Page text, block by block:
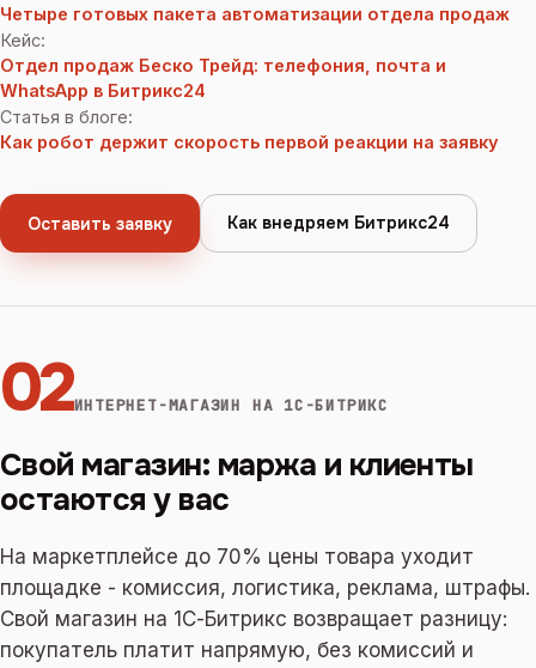
Четыре готовых пакета автоматизации отдела продаж
Кейс:
Отдел продаж Беско Трейд: телефония, почта и
WhatsApp в Битрикс24
Статья в блоге:
Как робот держит скорость первой реакции на заявку
Оставить заявку Как внедряем Битрикс24
02ИНТЕРНЕТ-МАГАЗИН НА 1С-БИТРИКС
Свой магазин: маржа и клиенты
остаются у вас
На маркетплейсе до 70% цены товара уходит
площадке - комиссия, логистика, реклама, штрафы.
Свой магазин на 1С-Битрикс возвращает разницу:
покупатель платит напрямую, без комиссий и